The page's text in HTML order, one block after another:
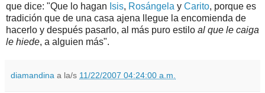
que dice: "Que lo hagan Isis, Rosángela y Carito, porque es
tradición que de una casa ajena llegue la encomienda de
hacerlo y después pasarlo, al más puro estilo al que le caiga
le hiede, a alguien más".
diamandina a la/s 11/22/2007 04:24:00 a.m.